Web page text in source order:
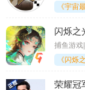
闪烁之
捕鱼游
荣耀冠